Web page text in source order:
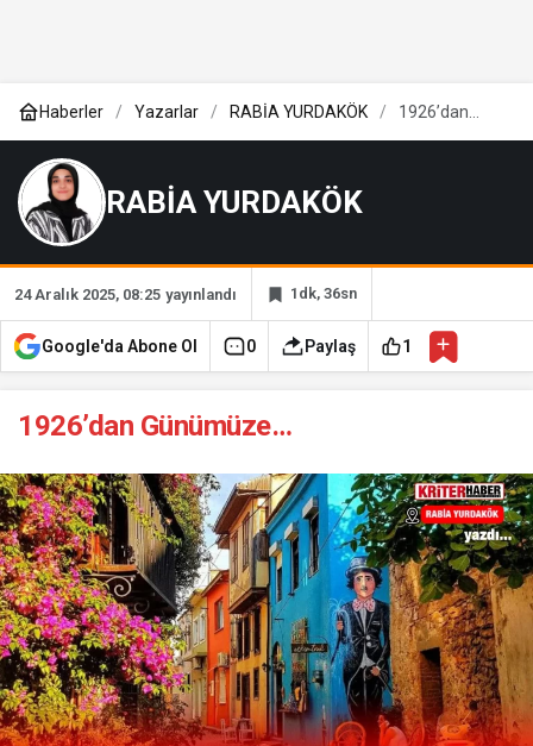
Haberler Yazarlar RABİA YURDAKÖK
1926’dan
RABİA YURDAKÖK
24 Aralık 2025, 08:25 yayınlandı 1dk, 36sn
Google'da Abone Ol 0 Paylaş 1
1926’dan Günümüze…